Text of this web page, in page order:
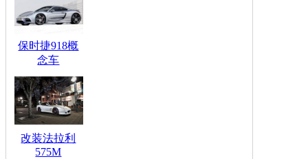
保时捷918概
念车
改装法拉利
575M